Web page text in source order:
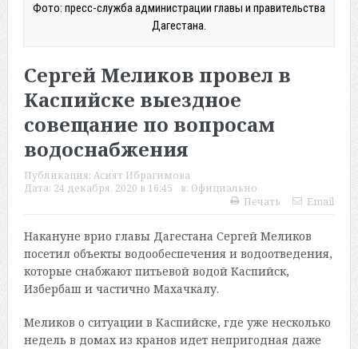
Фото: пресс-служба администрации главы и правительства
Дагестана.
Сергей Меликов провел в
Каспийске выездное
совещание по вопросам
водоснабжения
Публикация: Асият Ибрагимова
Дата: 24 декабря, 2020 в 16:45 в: Официально
Печать
Email
Накануне врио главы Дагестана Сергей Меликов
посетил объекты водообеспечения и водоотведения,
которые снабжают питьевой водой Каспийск,
Избербаш и частично Махачкалу.
Меликов о ситуации в Каспийске, где уже несколько
недель в домах из кранов идет непригодная даже